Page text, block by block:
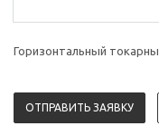
Горизонтальный
ОТПРАВИТЬ ЗАЯВКУ